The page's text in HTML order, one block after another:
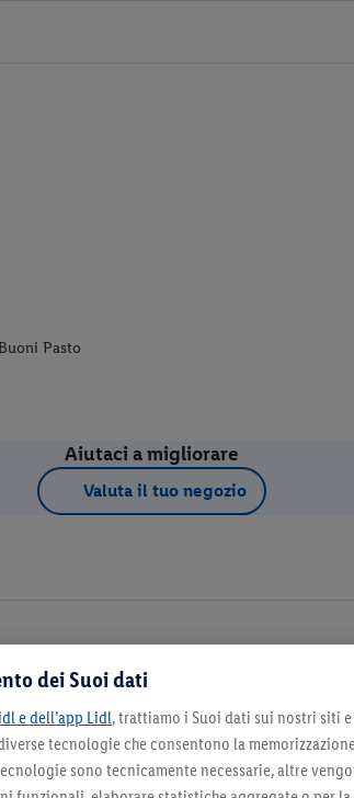
Pasto
Aiutaci a migliorare
Valuta il tuo negozio
preferito
dei Suoi dati
e dell’app Lidl, trattiamo i Suoi dati sui nostri siti
tecnologie che consentono la
sono tecnicamente necessarie, altre